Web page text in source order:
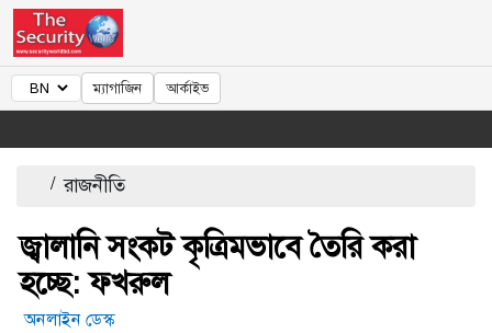
ম্যাগাজিন আর্কাইভ
/ রাজনীতি
জ্বালানি সংকট কৃত্রিমভাবে তৈরি করা
হচ্ছে: ফখরুল
অনলাইন ডেস্ক